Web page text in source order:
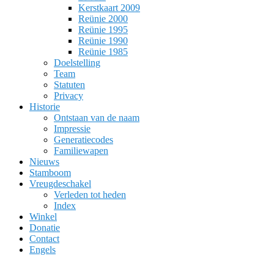
Kerstkaart 2009
Reünie 2000
Reünie 1995
Reünie 1990
Reünie 1985
Doelstelling
Team
Statuten
Privacy
Historie
Ontstaan van de naam
Impressie
Generatiecodes
Familiewapen
Nieuws
Stamboom
Vreugdeschakel
Verleden tot heden
Index
Winkel
Donatie
Contact
Engels